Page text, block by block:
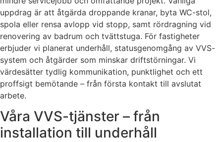
uppdrag är att åtgärda droppande kranar, byta WC-stol,
spola eller rensa avlopp vid stopp, samt rördragning vid
renovering av badrum och tvättstuga. För fastigheter
erbjuder vi planerat underhåll, statusgenomgång av VVS-
system och åtgärder som minskar driftstörningar. Vi
värdesätter tydlig kommunikation, punktlighet och ett
proffsigt bemötande – från första kontakt till avslutat
arbete.
Våra VVS-tjänster – från
installation till underhåll